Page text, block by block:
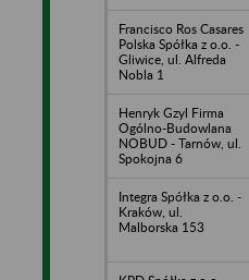
Francisco Ros Casares
Polska Spółka z o.o. -
Gliwice, ul. Alfreda
Nobla 1
Henryk Gzyl Firma
Ogólno-Budowlana
NOBUD - Tarnów, ul.
Spokojna 6
Integra Spółka z o.o. -
Kraków, ul.
Malborska 153